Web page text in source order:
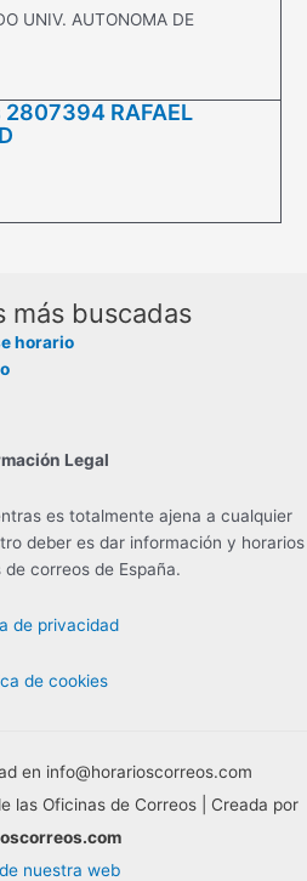
UNIV. AUTONOMA DE
RAFAEL
más buscadas
horario
Legal
es totalmente ajena a cualquier
deber es dar información y horarios
correos de España.
de privacidad
de cookies
en info@horarioscorreos.com
las Oficinas de Correos | Creada por
nuestra web